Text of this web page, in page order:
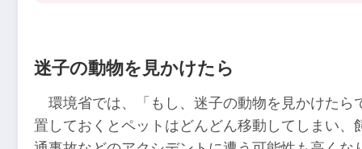
迷子の動物を見かけたら
環境省では、「もし、迷子の動物を見かけた
置しておくとペットはどんどん移動してしまい